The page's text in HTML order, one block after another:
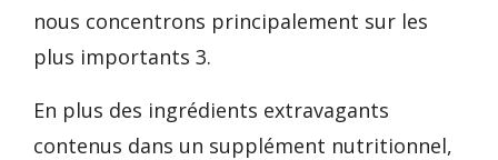
nous concentrons principalement sur les
plus importants 3.
En plus des ingrédients extravagants
contenus dans un supplément nutritionnel,